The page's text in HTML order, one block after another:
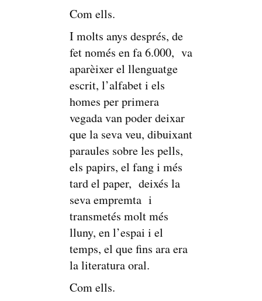
Com ells.
I molts anys després, de
fet només en fa 6.000, va
aparèixer el llenguatge
escrit, l’alfabet i els
homes per primera
vegada van poder deixar
que la seva veu, dibuixant
paraules sobre les pells,
els papirs, el fang i més
tard el paper, deixés la
seva empremta i
transmetés molt més
lluny, en l’espai i el
temps, el que fins ara era
la literatura oral.
Com ells.